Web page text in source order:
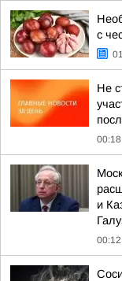
с
Не
00:18
и
00:12